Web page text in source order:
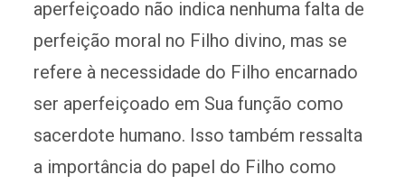
aperfeiçoado não indica nenhuma falta de
perfeição moral no Filho divino, mas se
refere à necessidade do Filho encarnado
ser aperfeiçoado em Sua função como
sacerdote humano. Isso também ressalta
a importância do papel do Filho como